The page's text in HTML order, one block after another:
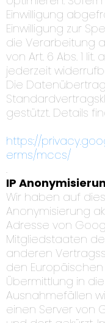
Einwilligung
Einwilligung zur
die Verarbeitung
von Art. 6 Abs. 1 lit.
jederzeit
Die
gestützt. Details
https://
erms/mccs/
.
IP
Wir haben auf
Anonymisierung
Adresse von
Mitgliedstaaten
anderen
den
Übermittlung in die
Ausnahmefällen
einen Server von